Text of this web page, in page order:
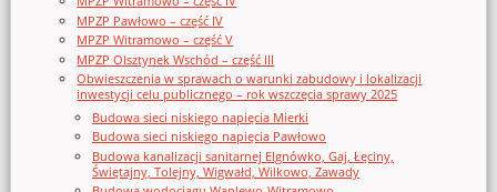
MPZP Pawłowo – część IV
MPZP Witramowo – część V
MPZP Olsztynek Wschód – część III
Obwieszczenia w sprawach o warunki zabudowy i lokalizacji
inwestycji celu publicznego – rok wszczęcia sprawy 2025
Budowa sieci niskiego napięcia Mierki
Budowa sieci niskiego napięcia Pawłowo
Budowa kanalizacji sanitarnej Elgnówko, Gaj, Łęciny,
Świętajny, Tolejny, Wigwałd, Wilkowo, Zawady